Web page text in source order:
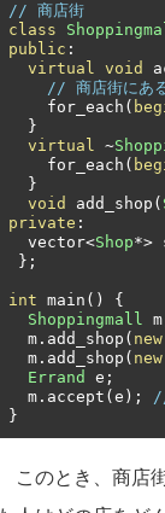
// 商店街
class
public :
virtual void
// 商店街にあ
    for_each
(
}
virtual ~
    for_each
(
}
void
add_shop (
private :
  vector
<Shop*>
};
int main ()
{
Shoppingmall m
  m
. add_shop ( new
  m
. add_shop ( new
Errand
e ;
  m
. accept ( e );
}
このとき、商店